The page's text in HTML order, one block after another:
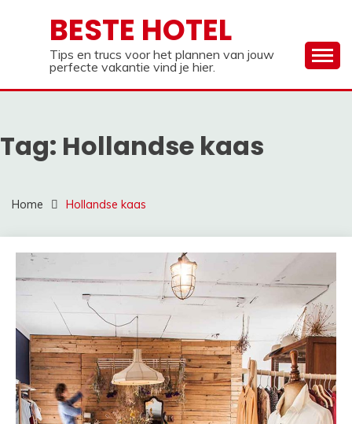
BESTE HOTEL
Tips en trucs voor het plannen van jouw
perfecte vakantie vind je hier.
Tag: Hollandse kaas
Home Hollandse kaas